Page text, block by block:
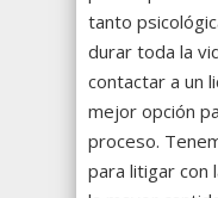
tanto
durar toda la
contactar a un
mejor opción
proceso.
para litigar con